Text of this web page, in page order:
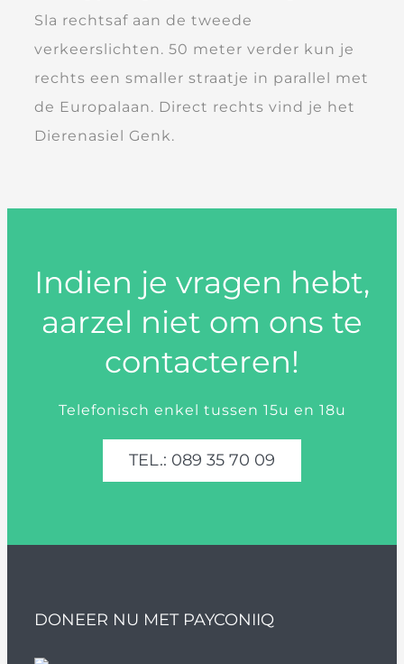
Sla rechtsaf aan de tweede
verkeerslichten. 50 meter verder kun je
rechts een smaller straatje in parallel met
de Europalaan. Direct rechts vind je het
Dierenasiel Genk.
Indien je vragen hebt,
aarzel niet om ons te
contacteren!
Telefonisch enkel tussen 15u en 18u
TEL.: 089 35 70 09
DONEER NU MET PAYCONIIQ